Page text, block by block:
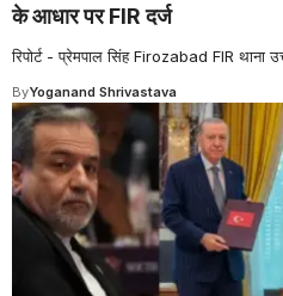
के आधार पर FIR दर्ज
रिपोर्ट - प्रेमपाल सिंह Firozabad FIR थाना
ByYoganand Shrivastava